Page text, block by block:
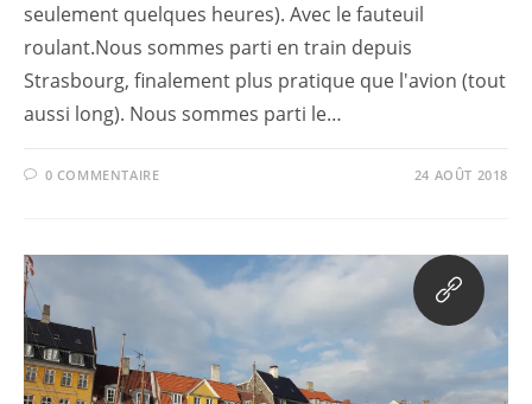
seulement quelques heures). Avec le fauteuil
roulant.Nous sommes parti en train depuis
Strasbourg, finalement plus pratique que l'avion (tout
aussi long). Nous sommes parti le…
0 COMMENTAIRE 24 AOÛT 2018